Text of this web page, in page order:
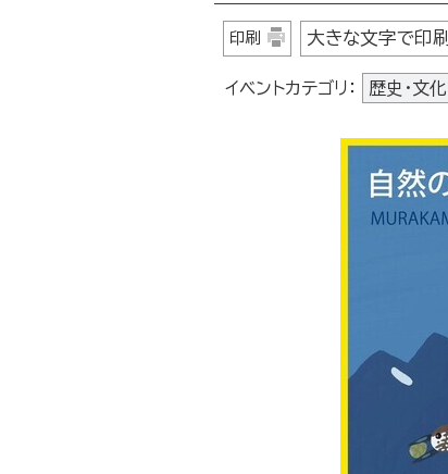
印刷 大きな文字で印刷
イベントカテゴリ： 歴史・文化